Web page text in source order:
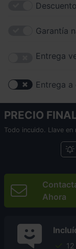
Garantía
Entrega
Entrega
PRECIO
Todo incuido. Llave en
Ahora